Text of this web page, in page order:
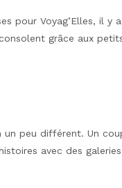
pour Voyag’Elles, il y
grâce aux
un peu différent. Un
avec des